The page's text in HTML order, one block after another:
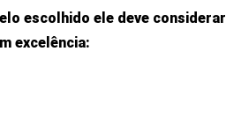
escolhido ele deve considerar
excelência: